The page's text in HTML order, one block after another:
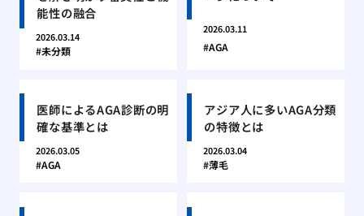
能性の融合
2026.03.14
未分類
2026.03.11
AGA
医師によるAGA診断の明
確な基準とは
2026.03.05
AGA
アジア人に多いAGA分類
の特徴とは
2026.03.04
薄毛